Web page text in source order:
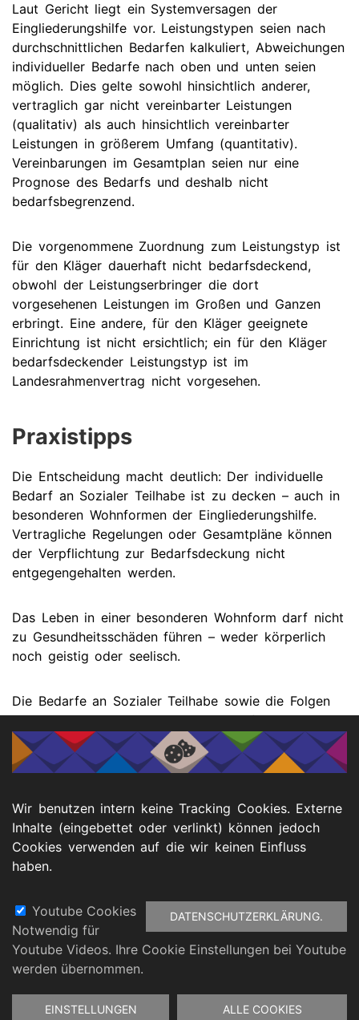
Laut Gericht liegt ein Systemversagen der
Eingliederungshilfe vor. Leistungstypen seien nach
durchschnittlichen Bedarfen kalkuliert, Abweichungen
individueller Bedarfe nach oben und unten seien
möglich. Dies gelte sowohl hinsichtlich anderer,
vertraglich gar nicht vereinbarter Leistungen
(qualitativ) als auch hinsichtlich vereinbarter
Leistungen in größerem Umfang (quantitativ).
Vereinbarungen im Gesamtplan seien nur eine
Prognose des Bedarfs und deshalb nicht
bedarfsbegrenzend.
Die vorgenommene Zuordnung zum Leistungstyp ist
für den Kläger dauerhaft nicht bedarfsdeckend,
obwohl der Leistungserbringer die dort
vorgesehenen Leistungen im Großen und Ganzen
erbringt. Eine andere, für den Kläger geeignete
Einrichtung ist nicht ersichtlich; ein für den Kläger
bedarfsdeckender Leistungstyp ist im
Landesrahmenvertrag nicht vorgesehen.
Praxistipps
Die Entscheidung macht deutlich: Der individuelle
Bedarf an Sozialer Teilhabe ist zu decken – auch in
besonderen Wohnformen der Eingliederungshilfe.
Vertragliche Regelungen oder Gesamtpläne können
der Verpflichtung zur Bedarfsdeckung nicht
entgegengehalten werden.
Das Leben in einer besonderen Wohnform darf nicht
zu Gesundheitsschäden führen – weder körperlich
noch geistig oder seelisch.
Die Bedarfe an Sozialer Teilhabe sowie die Folgen
mangelnder Sozialer Teilhabe sind umfassend zu
beschreiben und zu belegen. Möglich ist das zum
Beispiel durch ärztliche und therapeutische
Stellungnahmen sowie durch Aussagen von
Autor:Manuel Salomon (Ko-KSL,
<manuel.salomon@ksl-nrw.de>)
FußbereichBarrierefreiheitserklärung
Wir benutzen intern keine Tracking Cookies. Externe
Inhalte (eingebettet oder verlinkt) können jedoch
Cookies verwenden auf die wir keinen Einfluss
haben.
DATENSCHUTZERKLÄRUNG.
Youtube Cookies
Notwendig für
Youtube Videos. Ihre Cookie Einstellungen bei Youtube
werden übernommen.
EINSTELLUNGEN ALLE COOKIES
Zustimmung
zurückziehen